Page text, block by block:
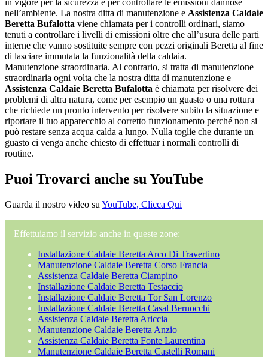
nell’ambiente. La nostra ditta di manutenzione e Assistenza Caldaie
Beretta Bufalotta viene chiamata per i controlli ordinari, siamo
tenuti a controllare i livelli di emissioni oltre che all’usura delle parti
interne che vanno sostituite sempre con pezzi originali Beretta al fine
di lasciare immutata la funzionalità della caldaia.
Manutenzione straordinaria. Al contrario, si tratta di manutenzione
straordinaria ogni volta che la nostra ditta di manutenzione e
Assistenza Caldaie Beretta Bufalotta è chiamata per risolvere dei
problemi di altra natura, come per esempio un guasto o una rottura
che richiede un pronto intervento per risolvere subito la situazione e
riportare il tuo apparecchio al corretto funzionamento perché non si
può restare senza acqua calda a lungo. Nulla toglie che durante un
guasto ci venga anche chiesto di effettuar i normali controlli di
routine.
Puoi Trovarci anche su YouTube
Guarda il nostro video su YouTube, Clicca Qui
Effettuiamo il servizio anche in queste zone:
Installazione Caldaie Beretta Arco Di Travertino
Manutenzione Caldaie Beretta Corso Francia
Assistenza Caldaie Beretta Ciampino
Installazione Caldaie Beretta Testaccio
Installazione Caldaie Beretta Tor San Lorenzo
Installazione Caldaie Beretta Casal Bernocchi
Assistenza Caldaie Beretta Ariccia
Manutenzione Caldaie Beretta Anzio
Assistenza Caldaie Beretta Fonte Laurentina
Manutenzione Caldaie Beretta Castelli Romani